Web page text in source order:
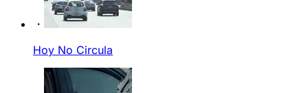
Hoy No Circula